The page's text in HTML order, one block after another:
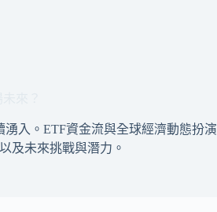
入。ETF資金流與全球經濟動態扮演
及未來挑戰與潛力。